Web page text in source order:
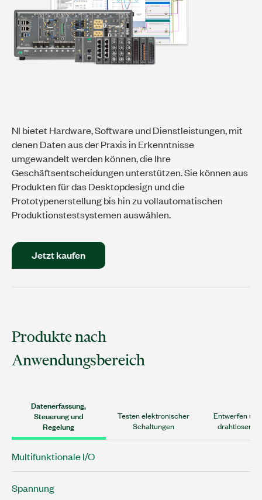
NI bietet Hardware, Software und Dienstleistungen, mit
denen Daten aus der Praxis in Erkenntnisse
umgewandelt werden können, die Ihre
Geschäftsentscheidungen unterstützen. Sie können aus
Produkten für das Desktopdesign und die
Prototypenerstellung bis hin zu vollautomatischen
Produktionstestsystemen auswählen.
Jetzt kaufen
Produkte nach
Anwendungsbereich
Datenerfassung,
Steuerung und
Regelung
Testen elektronischer
Schaltungen
Entwerfen
drahtloser
Multifunktionale I/O
Spannung